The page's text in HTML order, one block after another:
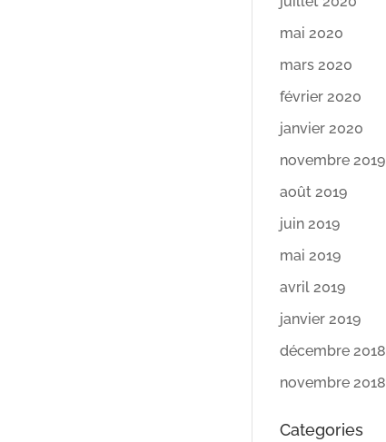
mai 2020
mars 2020
février 2020
janvier 2020
novembre 2019
août 2019
juin 2019
mai 2019
avril 2019
janvier 2019
décembre 2018
novembre 2018
Categories